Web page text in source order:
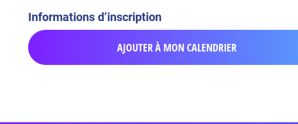
Informations d’inscription
AJOUTER À MON CALENDRIER